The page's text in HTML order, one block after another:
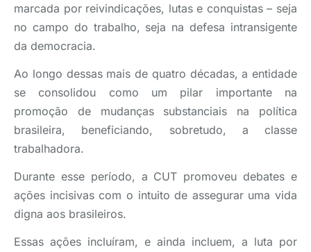
marcada por reivindicações, lutas e conquistas – seja
no campo do trabalho, seja na defesa intransigente
da democracia.
Ao longo dessas mais de quatro décadas, a entidade
se consolidou como um pilar importante na
promoção de mudanças substanciais na política
brasileira, beneficiando, sobretudo, a classe
trabalhadora.
Durante esse período, a CUT promoveu debates e
ações incisivas com o intuito de assegurar uma vida
digna aos brasileiros.
Essas ações incluíram, e ainda incluem, a luta por